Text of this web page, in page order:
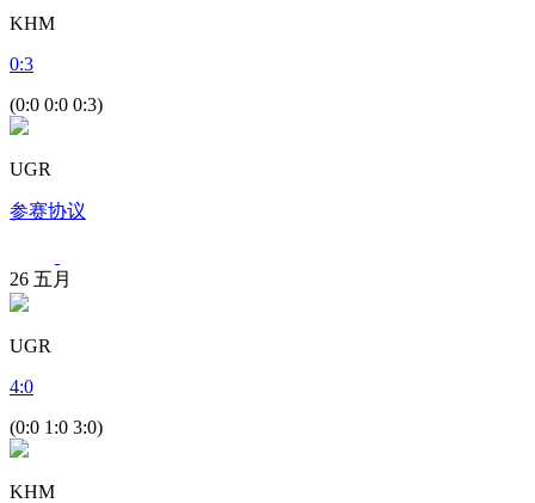
KHM
0:3
(0:0 0:0 0:3)
UGR
参赛协议
26 五月
UGR
4:0
(0:0 1:0 3:0)
KHM